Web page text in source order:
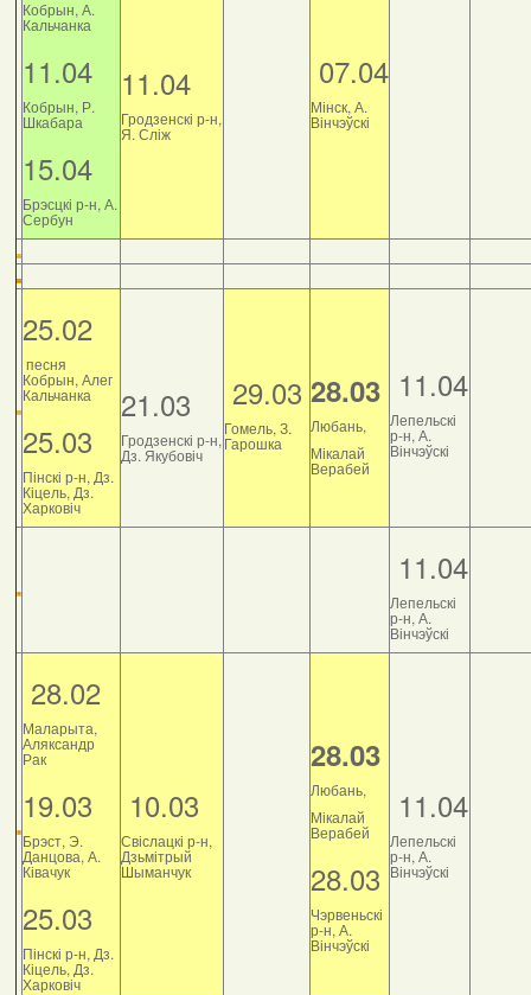
Кобрын, А.
Кальчанка
11.04
Кобрын, Р.
Шкабара
15.04
Брэсцкі р-н, А.
Сербун
11.04
Гродзенскі р-н,
Я. Сліж
07.04
Мінск, А.
Вінчэўскі
25.02
песня
Кобрын, Алег
Кальчанка
25.03
Пінскі р-н, Дз.
Кіцель, Дз.
Харковіч
21.03
Гродзенскі р-н,
Дз. Якубовіч
29.03
Гомель, З.
Гарошка
28.03
Любань,
Мікалай
Верабей
11.04
Лепельскі
р-н, А.
Вінчэўскі
11.04
Лепельскі
р-н, А.
Вінчэўскі
28.02
Маларыта,
Аляксандр
Рак
19.03
Брэст, Э.
Данцова, А.
Ківачук
25.03
Пінскі р-н, Дз.
Кіцель, Дз.
Харковіч
10.03
Свіслацкі р-н,
Дзьмітрый
Шыманчук
28.03
Любань,
Мікалай
Верабей
28.03
Чэрвеньскі
р-н, А.
Вінчэўскі
11.04
Лепельскі
р-н, А.
Вінчэўскі